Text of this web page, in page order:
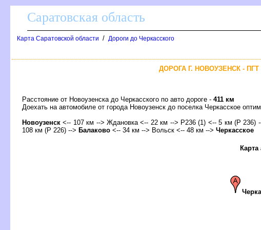
Саратовская область
Карта Саратовской области / Дороги до Черкасского
ДОРОГА Г. НОВОУЗЕНСК -
Расстояние от Новоузенска до Черкасского по авто дороге - 411 км
Доехать на автомобиле от города Новоузенск до поселка Черкасское
Новоузенск <-- 107 км --> Ждановка <-- 22 км --> Р236 (1) <-- 5 км (Р 236)
108 км (Р 226) --> Балаково <-- 34 км --> ольск <-- 48 км --> Черкасское